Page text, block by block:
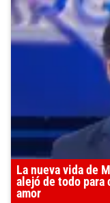
La nueva vida de
alejó de todo para
amor